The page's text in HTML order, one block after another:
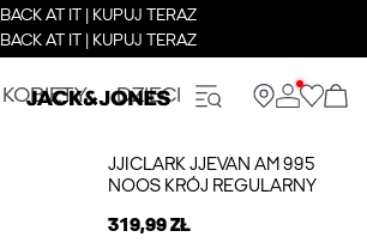
BACK AT IT | KUPUJ TERAZ
BACK AT IT | KUPUJ TERAZ
KOBIETY DZIECI
JJICLARK JJEVAN AM 995
NOOS KRÓJ REGULARNY
319,99 ZŁ